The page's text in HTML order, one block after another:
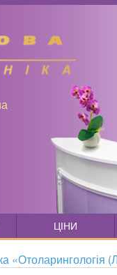
ЦІНИ
«Отоларингологія